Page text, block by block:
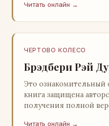
скрывался под ним…
Читать онлайн →
ЧЕРТОВО КОЛЕСО
Брэдбери Рэй
Это ознакомительный
книга защищена
получения полной
Читать онлайн →